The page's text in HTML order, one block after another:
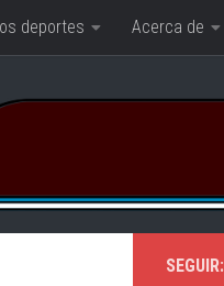
deportes Acerca de
SEGUIR: